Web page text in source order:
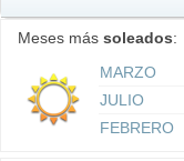
Meses más soleados:
MARZO
JULIO
FEBRERO